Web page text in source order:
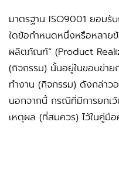
มาตรฐาน ISO9001 ยอมรั
ใดข้อกำหนดหนึ่งหรือหลาย
ผลิตภัณฑ์” (Product
(กิจกรรม) นั้นอยู่ในขอบข่าย
ทำงาน (กิจกรรม) ดังกล่าว
นอกจากนี้ กรณีที่มีการยกเ
เหตุผล (ที่สมควร) ไว้ในคู่